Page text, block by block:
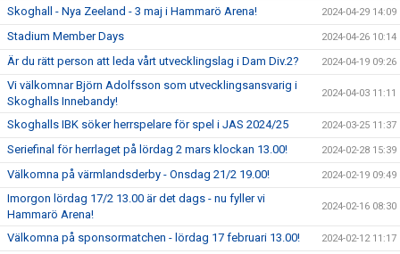
Skoghall - Nya Zeeland - 3 maj i Hammarö Arena! 2024-04-29 14:09
Stadium Member Days 2024-04-26 10:14
Är du rätt person att leda vårt utvecklingslag i Dam Div.2? 2024-04-19 09:26
Vi välkomnar Björn Adolfsson som utvecklingsansvarig i
Skoghalls Innebandy!
2024-04-03 11:11
Skoghalls IBK söker herrspelare för spel i JAS 2024/25 2024-03-25 11:37
Seriefinal för herrlaget på lördag 2 mars klockan 13.00! 2024-02-28 15:39
Välkomna på värmlandsderby - Onsdag 21/2 19.00! 2024-02-19 09:49
Imorgon lördag 17/2 13.00 är det dags - nu fyller vi
Hammarö Arena!
2024-02-16 08:30
Välkomna på sponsormatchen - lördag 17 februari 13.00! 2024-02-12 11:17